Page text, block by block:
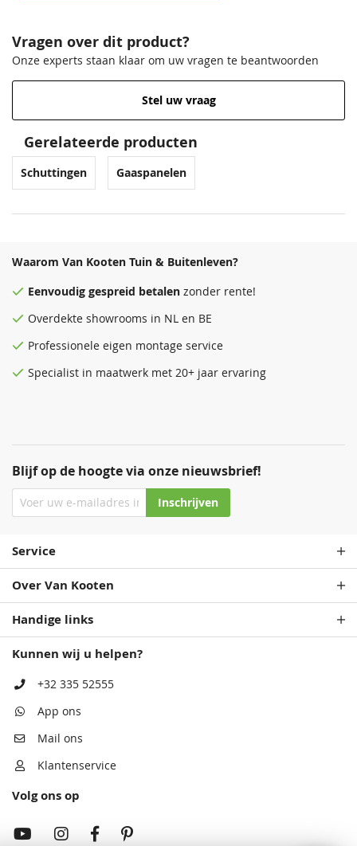
Vragen over dit product?
Onze experts staan klaar om uw vragen te beantwoorden
Stel uw vraag
Gerelateerde producten
Schuttingen Gaaspanelen
Blijf op de hoogte via onze nieuwsbrief!
Inschrijven
Waarom Van Kooten Tuin & Buitenleven?
Eenvoudig gespreid betalen zonder rente!
Overdekte showrooms in NL en BE
Professionele eigen montage service
Specialist in maatwerk met 20+ jaar ervaring
Service
Over Van Kooten
Handige links
Kunnen wij u helpen?
+32 335 52555
App ons
Mail ons
Klantenservice
Volg ons op